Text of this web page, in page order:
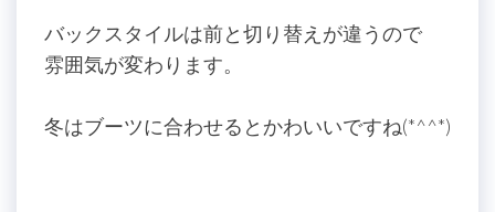
バックスタイルは前と切り替えが違うので
雰囲気が変わります。
冬はブーツに合わせるとかわいいですね(*^^*)